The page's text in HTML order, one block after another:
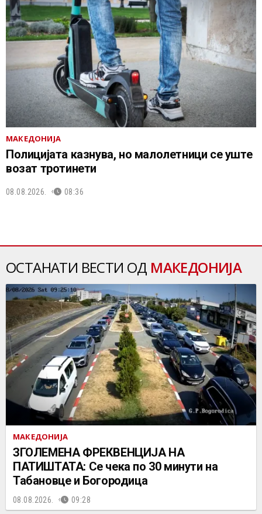
МАКЕДОНИЈА
Полицијата казнува, но малолетници се уште
возат тротинети
08.08.2026. 08:36
ОСТАНАТИ ВЕСТИ ОД МАКЕДОНИЈА
МАКЕДОНИЈА
ЗГОЛЕМЕНА ФРЕКВЕНЦИЈА НА
ПАТИШТАТА: Се чека по 30 минути на
Табановце и Богородица
08.08.2026. 09:28